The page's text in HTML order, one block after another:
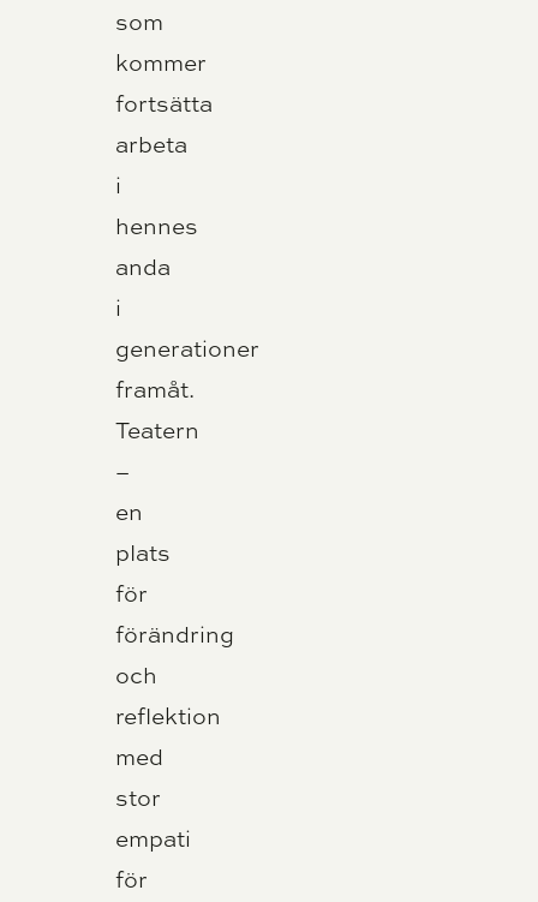
som
kommer
fortsätta
arbeta
i
hennes
anda
i
generationer
framåt.
Teatern
–
en
plats
för
förändring
och
reflektion
med
stor
empati
för